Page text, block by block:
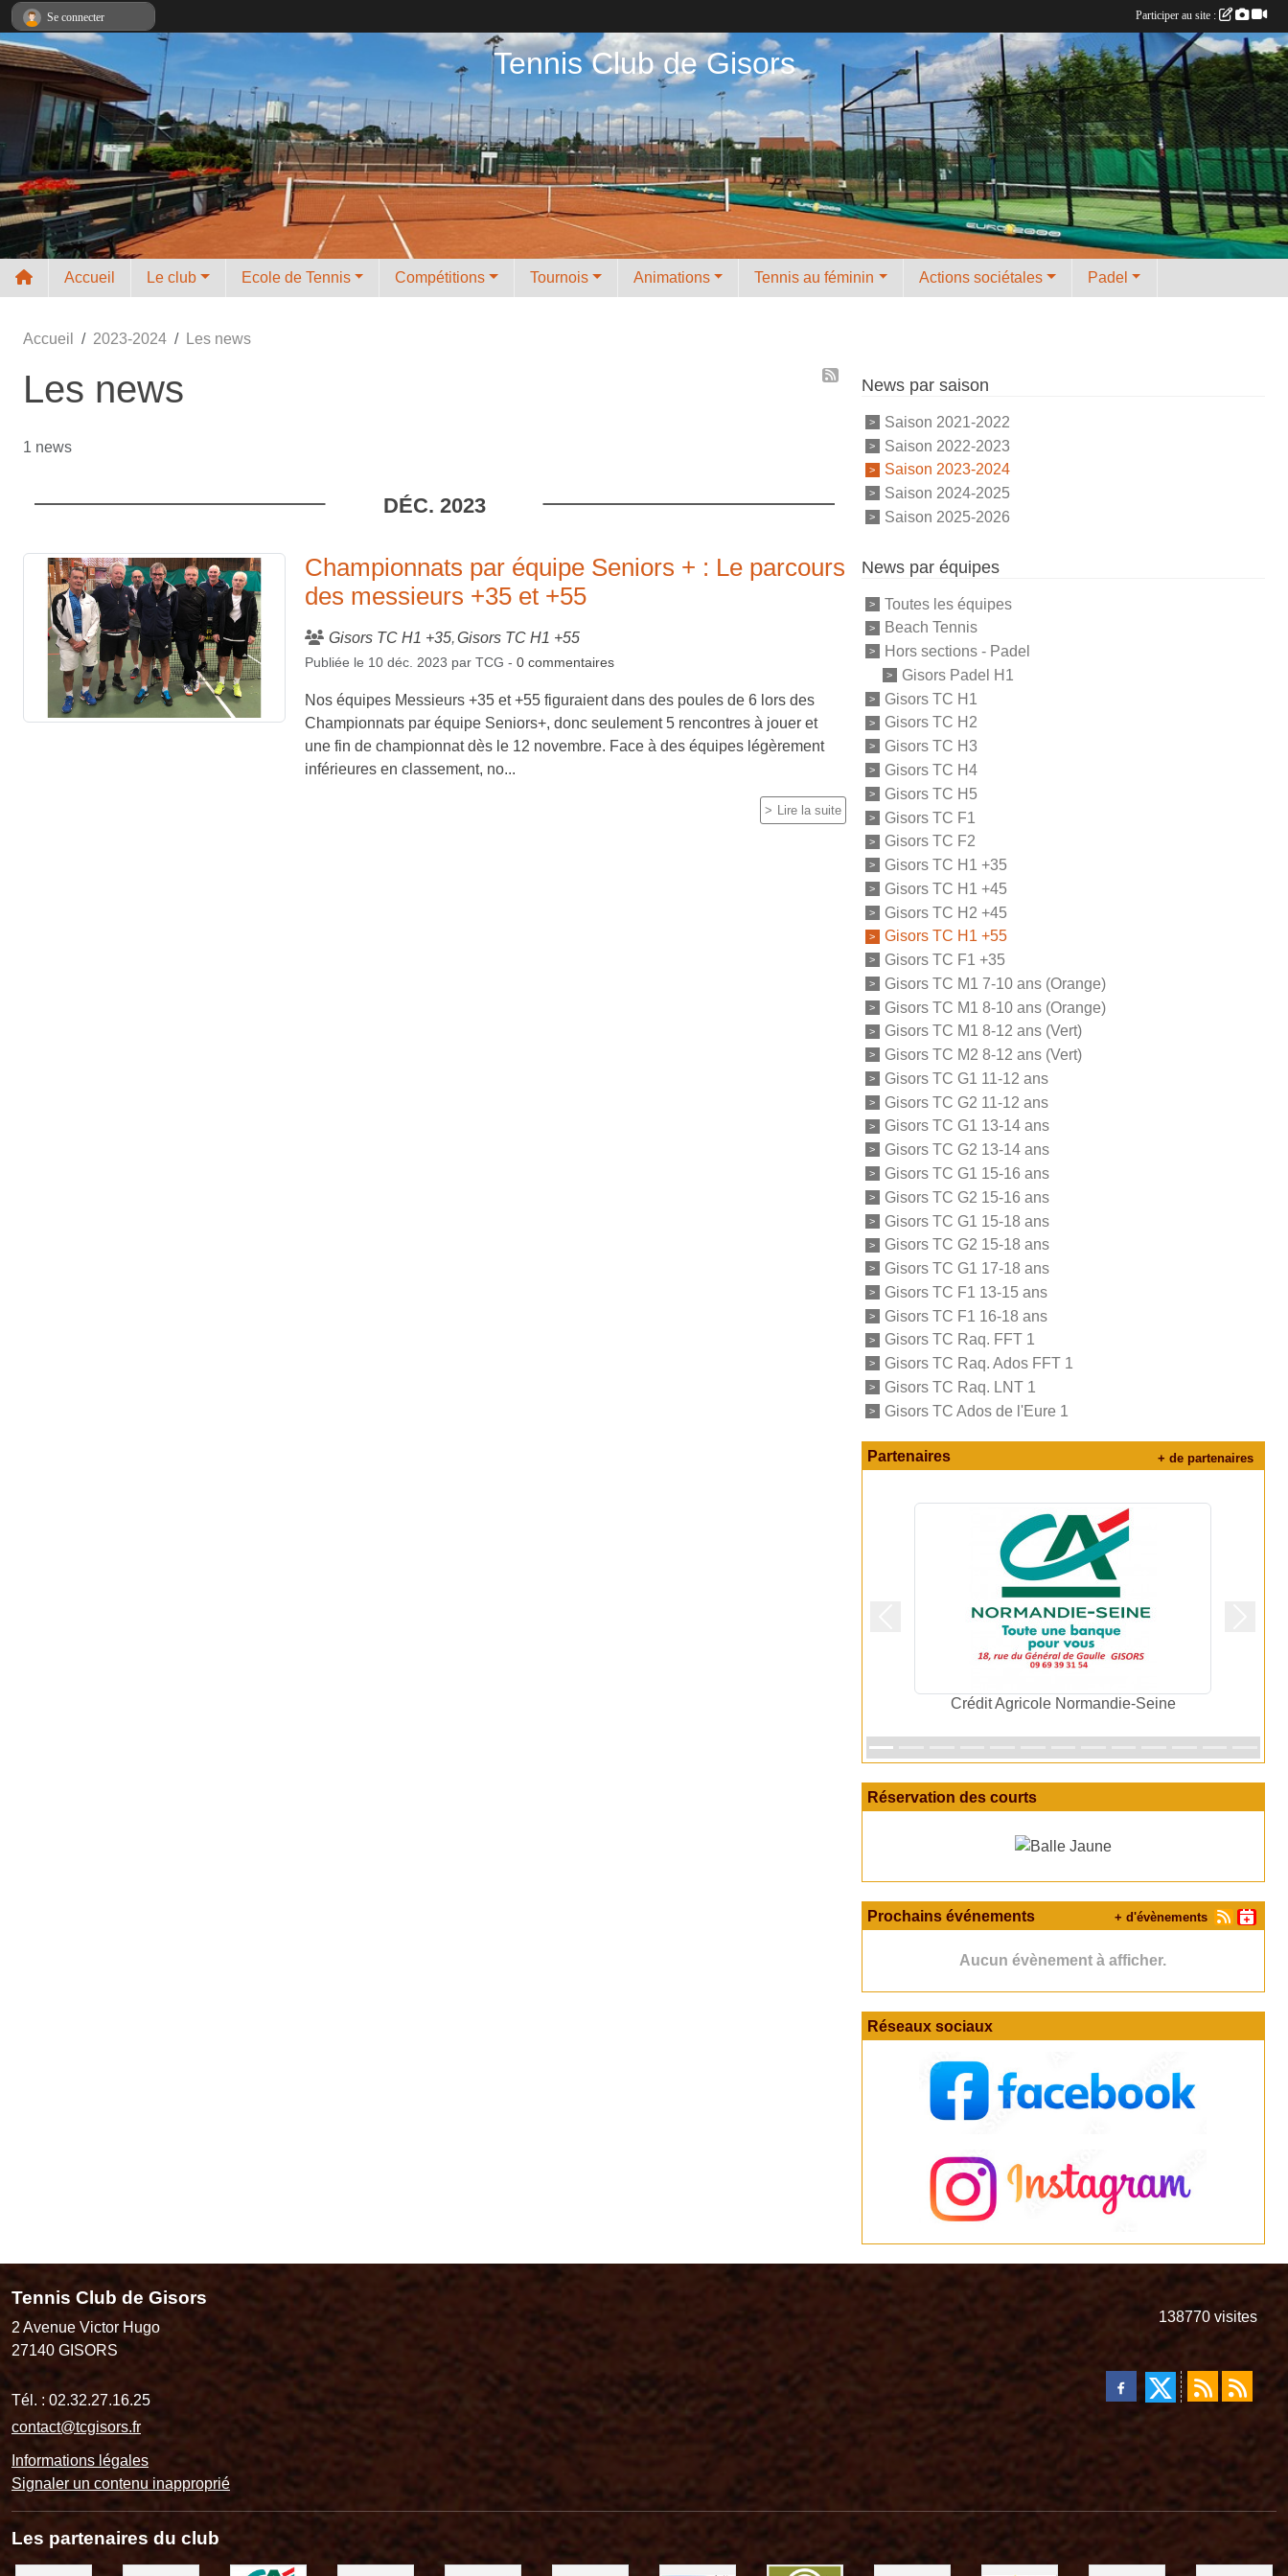
Tennis Club de Gisors
Accueil Le club Ecole de Tennis Compétitions Tournois Animations Tennis au féminin Actions sociétales Padel
Accueil 2023-2024 Les news
Les news
1 news
DÉC. 2023
Championnats par équipe Seniors + : Le parcours
des messieurs +35 et +55
Gisors TC H1 +35 Gisors TC H1 +55
Publiée le 10 déc. 2023 parTCG -0 commentaires
Nos équipes Messieurs +35 et +55 figuraient dans des poules de 6 lors des
Championnats par équipe Seniors+, donc seulement 5 rencontres à jouer et
une fin de championnat dès le 12 novembre. Face à des équipes légèrement
inférieures en classement, no...
Lire la suite
News par saison
Saison 2021-2022
Saison 2022-2023
Saison 2023-2024
Saison 2024-2025
Saison 2025-2026
News par équipes
Toutes les équipes
Beach Tennis
Hors sections - Padel
Gisors Padel H1
Gisors TC H1
Gisors TC H2
Gisors TC H3
Gisors TC H4
Gisors TC H5
Gisors TC F1
Gisors TC F2
Gisors TC H1 +35
Gisors TC H1 +45
Gisors TC H2 +45
Gisors TC H1 +55
Gisors TC F1 +35
Gisors TC M1 7-10 ans (Orange)
Gisors TC M1 8-10 ans (Orange)
Gisors TC M1 8-12 ans (Vert)
Gisors TC M2 8-12 ans (Vert)
Gisors TC G1 11-12 ans
Gisors TC G2 11-12 ans
Gisors TC G1 13-14 ans
Gisors TC G2 13-14 ans
Gisors TC G1 15-16 ans
Gisors TC G2 15-16 ans
Gisors TC G1 15-18 ans
Gisors TC G2 15-18 ans
Gisors TC G1 17-18 ans
Gisors TC F1 13-15 ans
Gisors TC F1 16-18 ans
Gisors TC Raq. FFT 1
Gisors TC Raq. Ados FFT 1
Gisors TC Raq. LNT 1
Gisors TC Ados de l'Eure 1
Partenaires
S2F Associés - Groupe AFIGEC
+ de partenaires
Réservation des courts
Prochains événements
Aucun évènement à afficher.
+ d'évènements
Réseaux sociaux
Tennis Club de Gisors
2 Avenue Victor Hugo
27140 GISORS
Tél. : 02.32.27.16.25
contact@tcgisors.fr
Informations légales
Signaler un contenu inapproprié
138770 visites
Les partenaires du club
Se connecter Participer au site :
Panneau de gestion des cookies